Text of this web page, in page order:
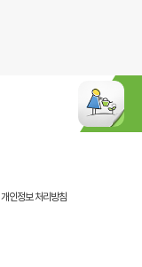
개인정보 처리방침